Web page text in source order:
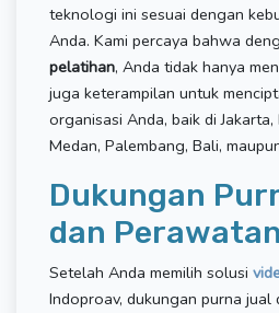
teknologi ini sesuai dengan
Anda. Kami percaya bahwa
pelatihan, Anda tidak hanya
juga keterampilan untuk
organisasi Anda, baik di
Medan, Palembang, Bali,
Dukungan
dan
Setelah Anda memilih solusi
Indoproav, dukungan purna